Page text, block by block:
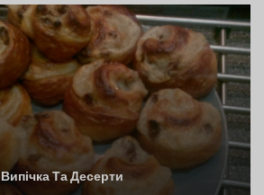
Випічка Та Десерти